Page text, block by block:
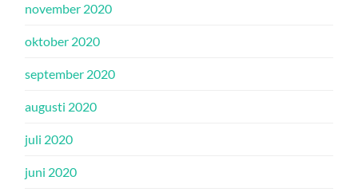
november 2020
oktober 2020
september 2020
augusti 2020
juli 2020
juni 2020